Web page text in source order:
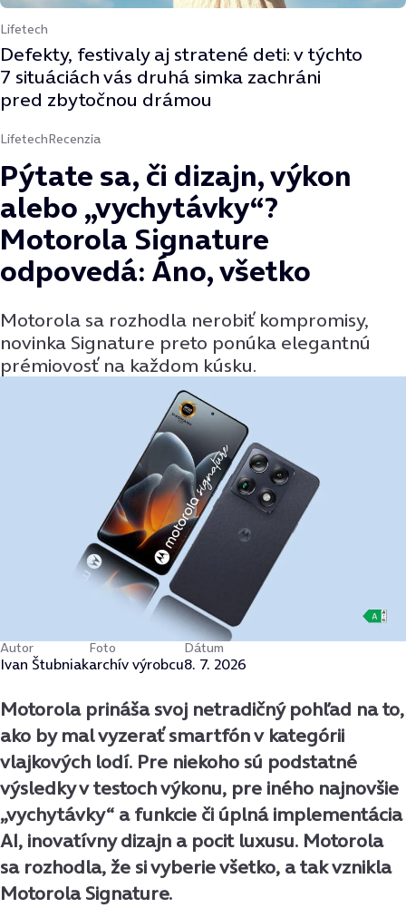
Lifetech
Defekty, festivaly aj stratené deti: v týchto
7 situáciách vás druhá simka zachráni
pred zbytočnou drámou
LifetechRecenzia
Pýtate sa, či dizajn, výkon
alebo „vychytávky“?
Motorola Signature
odpovedá: Áno, všetko
Motorola sa rozhodla nerobiť kompromisy,
novinka Signature preto ponúka elegantnú
prémiovosť na každom kúsku.
Autor
Ivan Štubniak
Foto
archív výrobcu
Dátum
8. 7. 2026
Motorola prináša svoj netradičný pohľad na to,
ako by mal vyzerať smartfón v kategórii
vlajkových lodí. Pre niekoho sú podstatné
výsledky v testoch výkonu, pre iného najnovšie
„vychytávky“ a funkcie či úplná implementácia
AI, inovatívny dizajn a pocit luxusu. Motorola
sa rozhodla, že si vyberie všetko, a tak vznikla
Motorola Signature.